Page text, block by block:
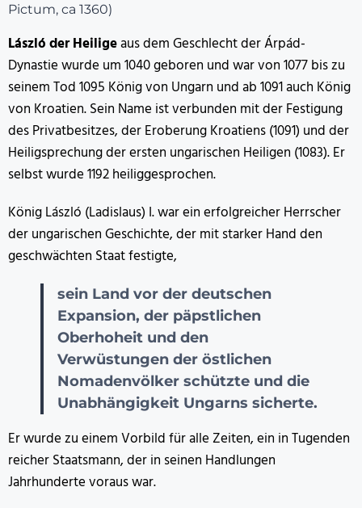
Pictum, ca 1360)
László der Heiligeaus dem Geschlecht der Árpád-
Dynastie wurde um 1040 geboren und war von 1077 bis zu
seinem Tod 1095 König von Ungarn und ab 1091 auch König
von Kroatien. Sein Name ist verbunden mit der Festigung
des Privatbesitzes, der Eroberung Kroatiens (1091) und der
Heiligsprechung der ersten ungarischen Heiligen (1083). Er
selbst wurde 1192 heiliggesprochen.
König László (Ladislaus) I. war ein erfolgreicher Herrscher
der ungarischen Geschichte, der mit starker Hand den
geschwächten Staat festigte,
sein Land vor der deutschen
Expansion, der päpstlichen
Oberhoheit und den
Verwüstungen der östlichen
Nomadenvölker schützte und die
Unabhängigkeit Ungarns sicherte.
Er wurde zu einem Vorbild für alle Zeiten, ein in Tugenden
reicher Staatsmann, der in seinen Handlungen
Jahrhunderte voraus war.